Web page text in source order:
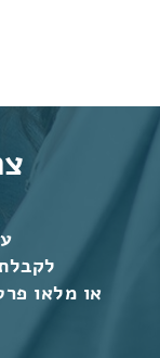
או מלאו